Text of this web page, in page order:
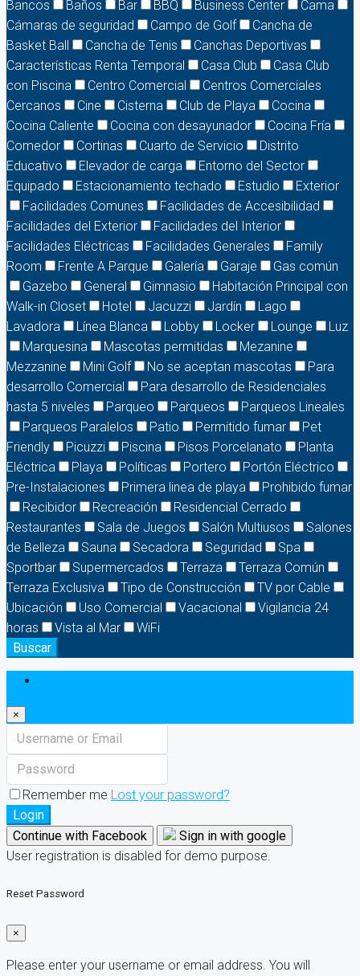
Bancos Baños Bar BBQ Business Center
Cama
Cámaras de seguridad
Campo de Golf
Cancha de
Basket Ball
Cancha de Tenis
Canchas Deportivas
Características Renta Temporal
Casa Club
Casa Club
con Piscina
Centro Comercial
Centros Comerciales
Cercanos
Cine Cisterna Club de Playa
Cocina
Cocina Caliente
Cocina con desayunador
Cocina Fría
Comedor
Cortinas Cuarto de Servicio
Distrito
Educativo
Elevador de carga
Entorno del Sector
Equipado
Estacionamiento techado Estudio
Exterior
Facilidades Comunes
Facilidades de Accesibilidad
Facilidades del Exterior
Facilidades del Interior
Facilidades Eléctricas
Facilidades Generales
Family
Room
Frente A Parque Galería Garaje
Gas común
Gazebo
General Gimnasio
Habitación Principal con
Walk-in Closet
Hotel Jacuzzi Jardín
Lago
Lavadora
Línea Blanca Lobby Locker Lounge
Luz
Marquesina
Mascotas permitidas
Mezanine
Mezzanine
Mini Golf No se aceptan mascotas
Para
desarrollo Comercial
Para desarrollo de Residenciales
hasta 5 niveles
Parqueo Parqueos
Parqueos Lineales
Parqueos Paralelos
Patio Permitido fumar
Pet
Friendly
Picuzzi Piscina Pisos Porcelanato
Planta
Eléctrica
Playa Políticas Portero
Portón Eléctrico
Pre-Instalaciones
Primera linea de playa
Prohibido fumar
Recibidor
Recreación
Residencial Cerrado
Restaurantes
Sala de Juegos Salón Multiusos
Salones
de Belleza
Sauna Secadora Seguridad
Spa
Sportbar
Supermercados Terraza
Terraza Común
Terraza Exclusiva
Tipo de Construcción
TV por Cable
Ubicación
Uso Comercial Vacacional
Vigilancia 24
horas
Vista al Mar
WiFi
Buscar
×
Remember me Lost your password?
Login
Continue with Facebook
Sign in with google
User registration is disabled for demo purpose.
Reset Password
×
Please enter your username or email address. You will